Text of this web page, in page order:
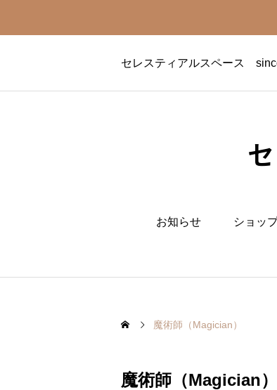
セレスティアルスペース
お知らせ ショッ
魔術師（Magician）
魔術師（Magician）